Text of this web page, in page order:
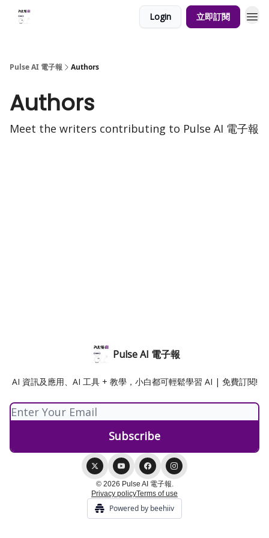
Login 立即訂閱
Pulse AI 電子報 Authors
Authors
Meet the writers contributing to Pulse AI 電子報
Pulse AI 電子報
AI 資訊及應用、AI 工具 + 教學，小白都可輕鬆學習 AI | 免費訂閱!
© 2026 Pulse AI 電子報.
Privacy policyTerms of use
Powered by beehiiv